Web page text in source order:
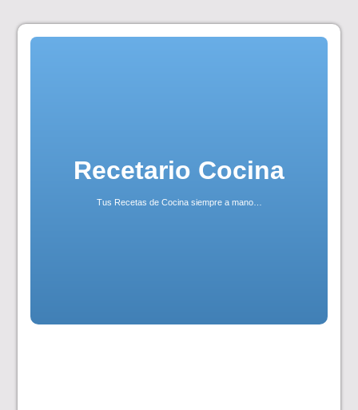
Skip
Recetario Cocina
Tus Recetas de Cocina siempre a mano…